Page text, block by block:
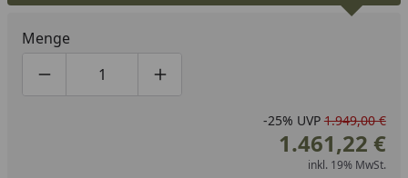
Menge
Produktmenge um eins verringern
Produktmenge manuell eingeben
Produktmenge um eins erhöhen
-25% UVP 1.949,00 €
1.461,22 €
inkl. 19% MwSt.